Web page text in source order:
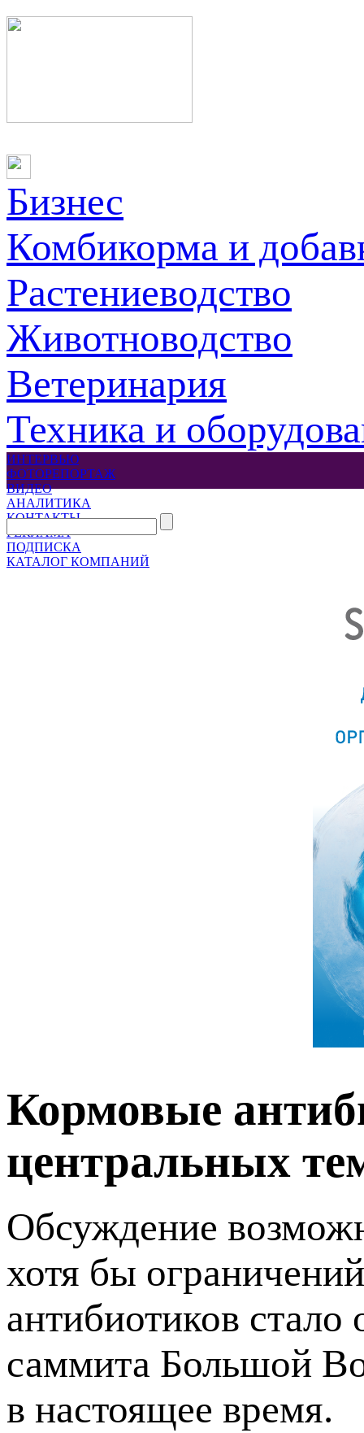
Бизнес
Комбикорма и
Растениеводство
Животноводство
Ветеринария
Техника и
ИНТЕРВЬЮ
ФОТОРЕПОРТАЖ
ВИДЕО
АНАЛИТИКА
КОНТАКТЫ
РЕКЛАМА
ПОДПИСКА
КАТАЛОГ КОМПАНИЙ
Кормовые
центральных
Обсуждение
хотя бы
антибиотиков
саммита Большой
в настоящее время.